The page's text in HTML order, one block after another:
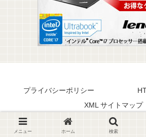
プライバシーポリシー
XML サイトマップ
© 2022 ニコブング.
メニュー ホーム 検索